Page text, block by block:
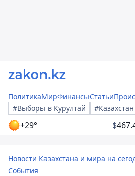
ПолитикаМирФинансыСтатьи
#Выборы в Курултай
+29° $
Новости Казахстана и мира на
События